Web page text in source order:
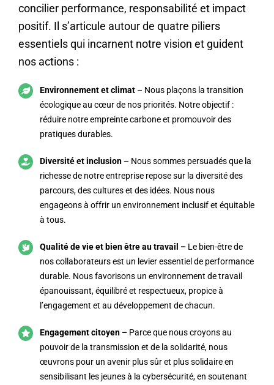
concilier performance, responsabilité et impact
positif.
Il s’articule autour de quatre piliers
essentiels qui incarnent notre vision et guident
nos actions :
Environnement et climat– Nous plaçons la transition
écologique au cœur de nos priorités. Notre objectif :
réduire notre empreinte carbone et promouvoir des
pratiques durables.
Diversité et inclusion– Nous sommes persuadés que la
richesse de notre entreprise repose sur la diversité des
parcours, des cultures et des idées. Nous nous
engageons à offrir un environnement inclusif et équitable
à tous.
Qualité de vie et bien être au travail – Le bien-être de
nos collaborateurs est un levier essentiel de performance
durable. Nous favorisons un environnement de travail
épanouissant, équilibré et respectueux, propice à
l’engagement et au développement de chacun.
Engagement citoyen – Parce que nous croyons au
pouvoir de la transmission et de la solidarité, nous
œuvrons pour un avenir plus sûr et plus solidaire en
sensibilisant les jeunes à la cybersécurité, en soutenant